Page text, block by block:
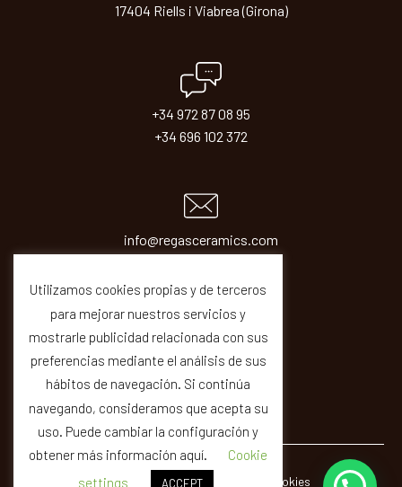
17404 Riells i Viabrea (Girona)
+34 972 87 08 95
+34 696 102 372
info@regasceramics.com
© REGAS · Legal Privacity Cookies Quality
Utilizamos cookies propias y de terceros
para mejorar nuestros servicios y
mostrarle publicidad relacionada con sus
preferencias mediante el análisis de sus
hábitos de navegación. Si continúa
navegando, consideramos que acepta su
uso. Puede cambiar la configuración y
obtener más información aquí.
Cookie
settings
ACCEPT